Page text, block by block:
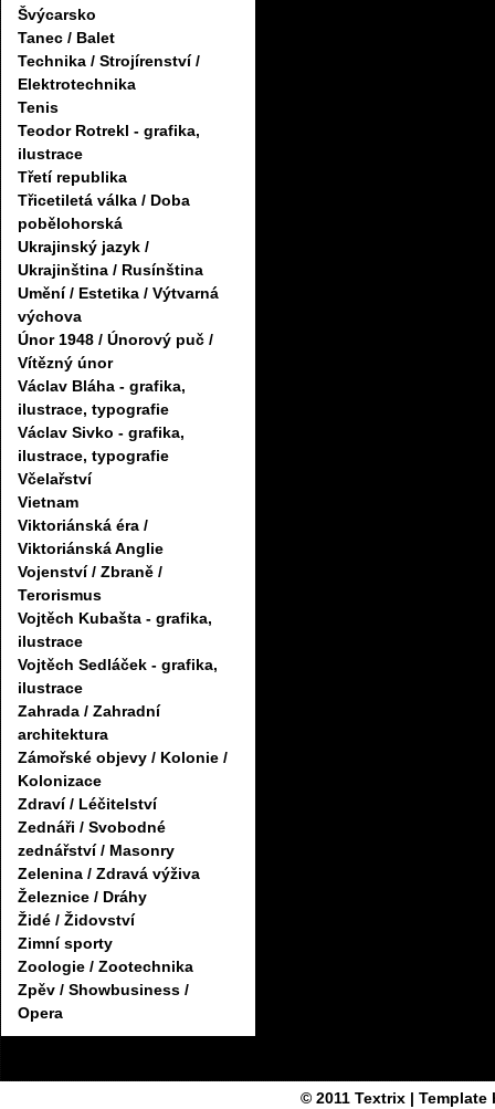
Švýcarsko
Tanec / Balet
Technika / Strojírenství /
Elektrotechnika
Tenis
Teodor Rotrekl - grafika,
ilustrace
Třetí republika
Třicetiletá válka / Doba
pobělohorská
Ukrajinský jazyk /
Ukrajinština / Rusínština
Umění / Estetika / Výtvarná
výchova
Únor 1948 / Únorový puč /
Vítězný únor
Václav Bláha - grafika,
ilustrace, typografie
Václav Sivko - grafika,
ilustrace, typografie
Včelařství
Vietnam
Viktoriánská éra /
Viktoriánská Anglie
Vojenství / Zbraně /
Terorismus
Vojtěch Kubašta - grafika,
ilustrace
Vojtěch Sedláček - grafika,
ilustrace
Zahrada / Zahradní
architektura
Zámořské objevy / Kolonie /
Kolonizace
Zdraví / Léčitelství
Zednáři / Svobodné
zednářství / Masonry
Zelenina / Zdravá výživa
Železnice / Dráhy
Židé / Židovství
Zimní sporty
Zoologie / Zootechnika
Zpěv / Showbusiness /
Opera
© 2011 Textrix| Template